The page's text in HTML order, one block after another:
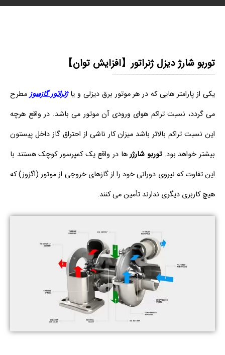
توربو شارژ دیزل ژنراتور【افزایش توان】
یکی از پارامتر هایی که در هر موتور برق دیزلی و یاژنراتور گازسوزمطرح
می گردد، نسبت تراکم هوای ورودی آن موتور می باشد. در واقع هرچه
این نسبت تراکم بالاتر باشد میزان کار ناشی از احتراق گاز داخل پیستون
بیشتر خواهد بود.توربو شارژرها در واقع یک کمپرسور کوچک هستند با
این تفاوت که نیروی دورانی خود را از گازهای خروجی از موتور (اگزوز) که
هیچ کاربری دیگری ندارند تأمین می کنند.